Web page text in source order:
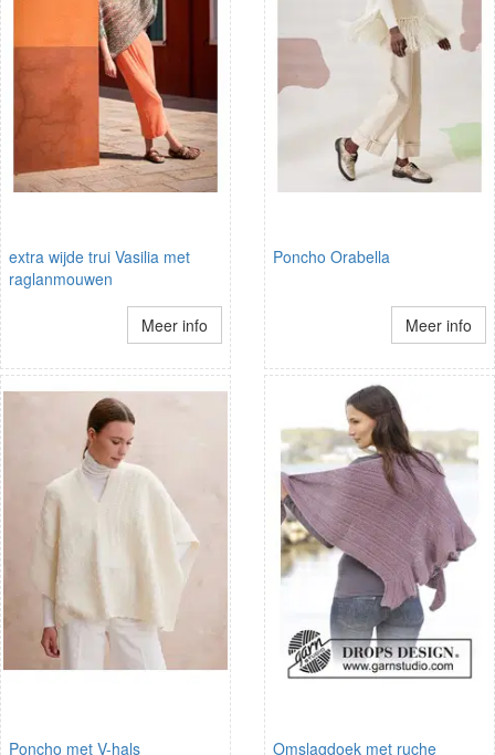
extra wijde trui Vasilia met
raglanmouwen
Meer info
Poncho Orabella
Meer info
Poncho met V-hals Omslagdoek met ruche